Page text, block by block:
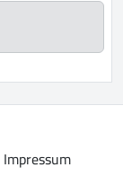
Impressum